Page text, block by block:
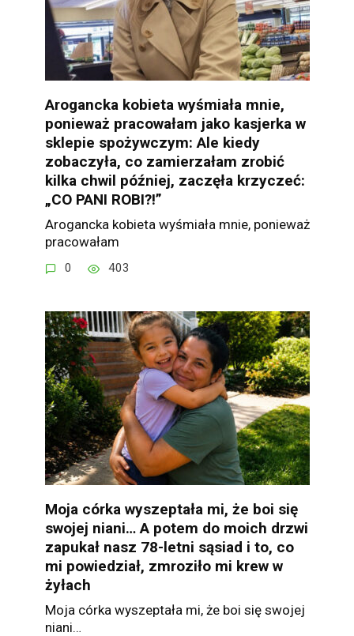
Arogancka kobieta wyśmiała mnie,
ponieważ pracowałam jako kasjerka w
sklepie spożywczym: Ale kiedy
zobaczyła, co zamierzałam zrobić
kilka chwil później, zaczęła krzyczeć:
„CO PANI ROBI?!”
Arogancka kobieta wyśmiała mnie, ponieważ
pracowałam
0 403
Moja córka wyszeptała mi, że boi się
swojej niani… A potem do moich drzwi
zapukał nasz 78-letni sąsiad i to, co
mi powiedział, zmroziło mi krew w
żyłach
Moja córka wyszeptała mi, że boi się swojej
niani…